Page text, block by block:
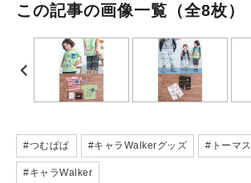
この記事の画像一覧 （全8枚）
#つむぱぱ #キャラWalkerグッズ #トーマス
#キャラWalker